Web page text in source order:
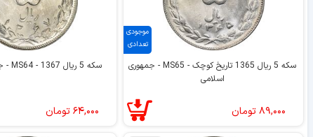
موجودی
تعدادی
سکه 5 ریال 1365 تاریخ کوچک - MS65 - جمهوری
اسلامی
۸۹,۰۰۰ تومان
سکه 5 ریال 1367 - MS64 - جمهوری اسلامی
۶۴,۰۰۰ تومان